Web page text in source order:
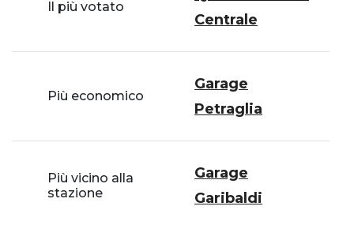
Il più votato
Centrale
Più economico
Garage
Petraglia
Più vicino alla
stazione
Garage
Garibaldi